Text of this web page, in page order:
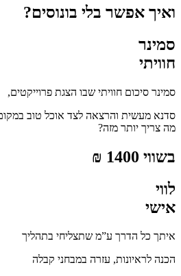
ואיך אפשר בלי בונוסים?
סמינר
חוויתי
סמינר סיכום חוויתי שבו הצגת פרוייקטים,
סדנא מעשית והרצאה לצד אוכל טוב
מה צריך יותר מזה?
בשווי 1400 ₪
לווי
אישי
איתך כל הדרך ע”מ שתצליחי בתהליך
הכנה לראיונות, עזרה במבחני קבלה